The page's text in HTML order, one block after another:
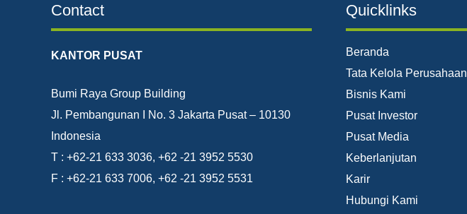
Contact
KANTOR PUSAT
Bumi Raya Group Building
Jl. Pembangunan I No. 3 Jakarta Pusat – 10130
Indonesia
T : +62-21 633 3036, +62 -21 3952 5530
F : +62-21 633 7006, +62 -21 3952 5531
Quicklinks
Beranda
Tata Kelola Perusahaan
Bisnis Kami
Pusat Investor
Pusat Media
Keberlanjutan
Karir
Hubungi Kami